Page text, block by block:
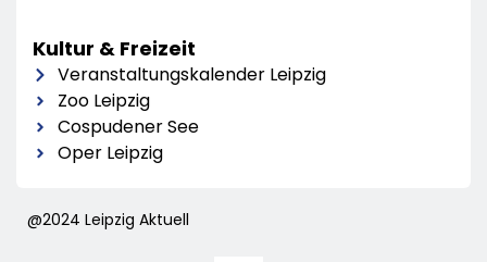
Kultur & Freizeit
Veranstaltungskalender Leipzig
Zoo Leipzig
Cospudener See
Oper Leipzig
@2024 Leipzig Aktuell